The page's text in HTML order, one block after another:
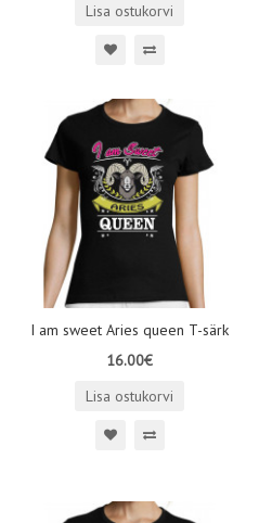
Lisa ostukorvi
I am sweet Aries queen T-särk
16.00€
Lisa ostukorvi